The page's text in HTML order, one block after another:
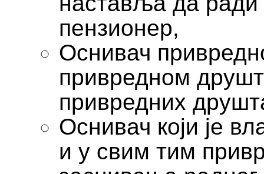
пензионер,
Оснивач
привредном
привредних
Оснивач који је
и у свим тим